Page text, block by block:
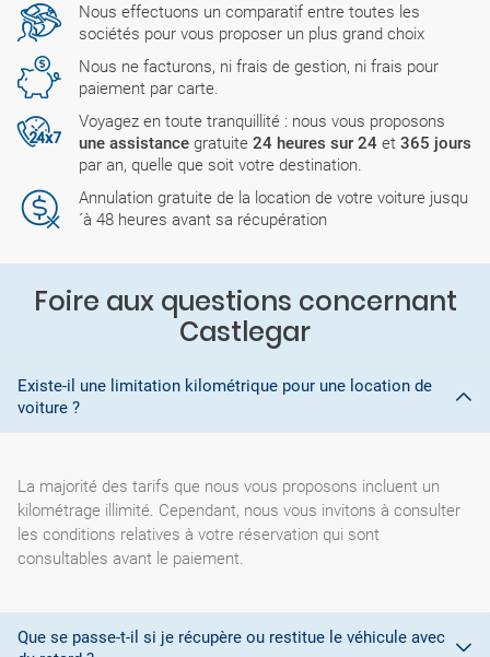
Nous effectuons un comparatif entre toutes les
sociétés pour vous proposer un plus grand choix
Nous ne facturons, ni frais de gestion, ni frais pour
paiement par carte.
Voyagez en toute tranquillité : nous vous proposons
une assistance gratuite 24 heures sur 24 et 365 jours
par an, quelle que soit votre destination.
Annulation gratuite de la location de votre voiture jusqu
´à 48 heures avant sa récupération
Foire aux questions concernant
Castlegar
Existe-il une limitation kilométrique pour une location de
voiture ?
La majorité des tarifs que nous vous proposons incluent un
kilométrage illimité. Cependant, nous vous invitons à consulter
les conditions relatives à votre réservation qui sont
consultables avant le paiement.
Que se passe-t-il si je récupère ou restitue le véhicule avec